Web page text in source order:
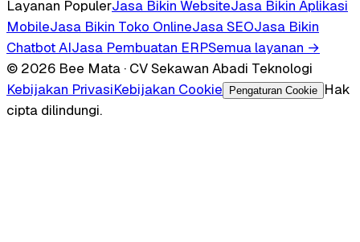
Layanan PopulerJasa Bikin WebsiteJasa Bikin Aplikasi
MobileJasa Bikin Toko OnlineJasa SEOJasa Bikin
Chatbot AIJasa Pembuatan ERPSemua layanan →
© 2026 Bee Mata · CV Sekawan Abadi Teknologi
Kebijakan PrivasiKebijakan Cookie Pengaturan Cookie
Hak
cipta dilindungi.